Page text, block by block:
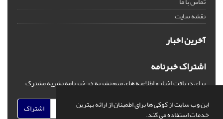
این وب سایت از کوکی ها برای اطمینان از ارائه بهترین
خدمات استفاده می کند.
نقشه سایت
آخرین اخبار
اشتراک خبرنامه
برای دریافت اخبار و اطلاعیه های مهم نشریه در خبرنامه نشریه مشترک
اشتراک